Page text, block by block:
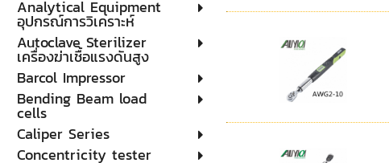
Analytical Equipment
อุปกรณ์การวิเคราะห์
Autoclave Sterilizer
เครื่องฆ่าเชื้อแรงดันสูง
Barcol Impressor
Bending Beam load
cells
Caliper Series
Concentricity tester